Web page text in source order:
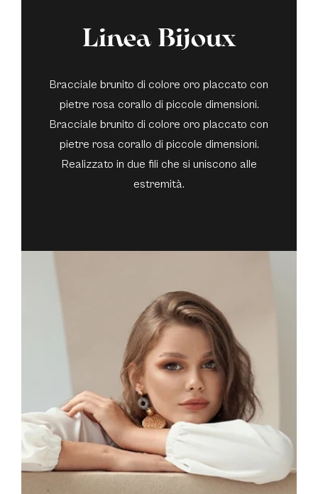
Linea Bijoux
Bracciale brunito di colore oro placcato con
pietre rosa corallo di piccole dimensioni.
Bracciale brunito di colore oro placcato con
pietre rosa corallo di piccole dimensioni.
Realizzato in due fili che si uniscono alle
estremità.